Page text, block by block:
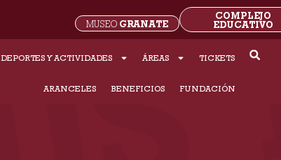
COMPLEJO
EDUCATIVO
MUSEO GRANATE
DEPORTES Y ACTIVIDADES ÁREAS TICKETS
ARANCELES BENEFICIOS FUNDACIÓN